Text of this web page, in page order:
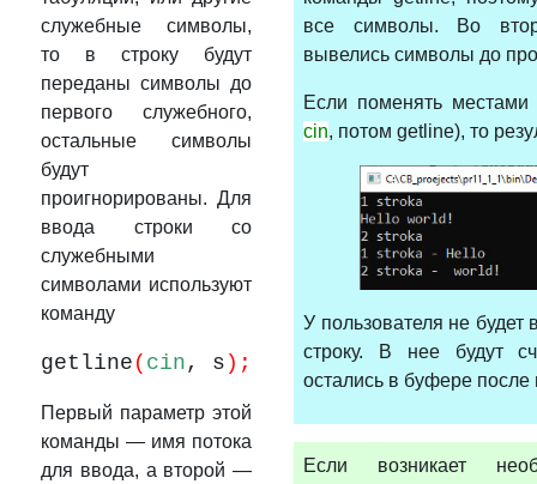
служебные символы,
то в строку будут
переданы символы до
первого служебного,
остальные символы
будут
проигнорированы. Для
ввода строки со
служебными
символами используют
команду
getline ( cin , s );
Первый параметр этой
команды — имя потока
для ввода, а второй —
все символы. Во
вывелись символы до
Если поменять
cin, потом getline), то
У пользователя не будет
строку. В нее будут
остались в буфере после
Если возникает